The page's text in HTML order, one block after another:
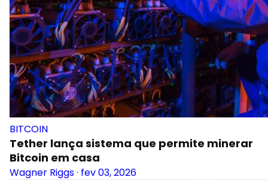
BITCOIN
Tether lança sistema que permite minerar
Bitcoin em casa
Wagner Riggs· fev 03, 2026